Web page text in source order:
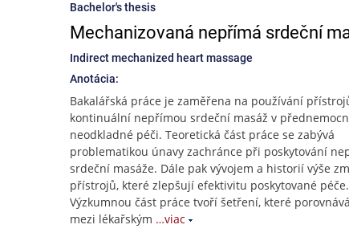
Bachelor's thesis
Mechanizovaná nepřímá srdeční
Indirect mechanized heart massage
Anotácia:
Bakalářská práce je zaměřena na používání
kontinuální nepřímou srdeční masáž v
neodkladné péči. Teoretická část práce se zabývá
problematikou únavy zachránce při poskytování
srdeční masáže. Dále pak vývojem a historií výše
přístrojů, které zlepšují efektivitu poskytované péče.
Výzkumnou část práce tvoří šetření, které
mezi lékařským …viac